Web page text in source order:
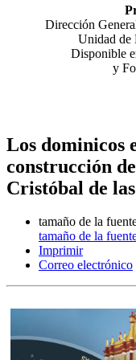
Dirección
Unidad de
Disponible
y
Los dominicos
construcción
Cristóbal de
tamaño de la
tamaño de la
Imprimir
Correo electrónico